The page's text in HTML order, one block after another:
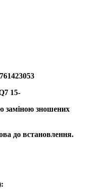
15-
заміною зношених
до встановлення.